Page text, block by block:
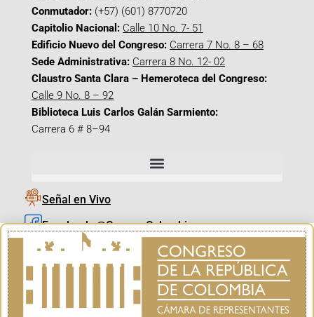
Conmutador: (+57) (601) 8770720
Capitolio Nacional: Calle 10 No. 7- 51
Edificio Nuevo del Congreso: Carrera 7 No. 8 – 68
Sede Administrativa: Carrera 8 No. 12- 02
Claustro Santa Clara – Hemeroteca del Congreso:
Calle 9 No. 8 – 92
Biblioteca Luis Carlos Galán Sarmiento:
Carrera 6 # 8–94
Señal en Vivo
Facebook_@CamaraColombia
Instagram_@CamaraColombia
X_@CamaraColombia
Youtube_@CamaraColombia